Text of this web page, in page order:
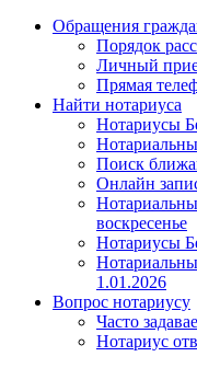
Обращения
Порядок
Личный
Прямая
Найти нотариуса
Нотариусы
Поиск
Онлайн
воскресенье
Нотариусы
1.01.2026
Вопрос нотариусу
Часто
Нотариус